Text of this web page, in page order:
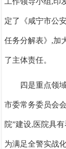
定了《咸宁市公
任务分解表》,加
了主体责任。
四是重点领
市委常务委员会
院”建设,医院具
为满足全警实战